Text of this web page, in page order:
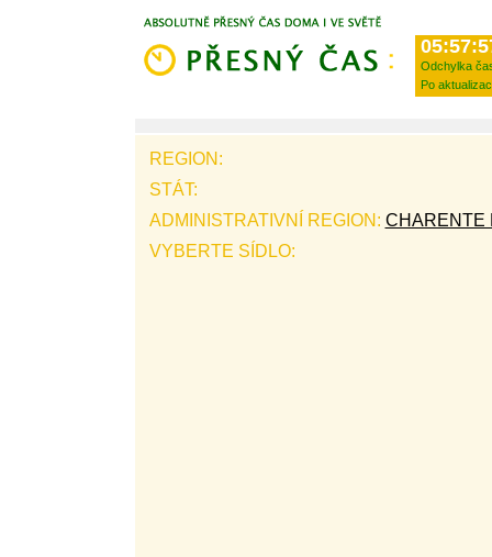
Odchylka
Po
REGION:
STÁT:
ADMINISTRATIVNÍ REGION: CHARENTE
VYBERTE SÍDLO: